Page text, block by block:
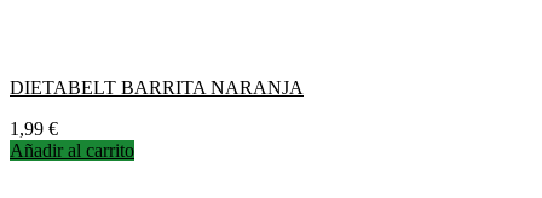
DIETABELT BARRITA NARANJA
Precio
1,99 €
Añadir al carrito